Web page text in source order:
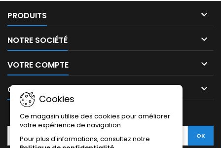
PRODUITS 
NOTRE SOCIÉTÉ 
VOTRE COMPTE 
CONTACT 
Cookies
Ce magasin utilise des cookies pour améliorer
votre expérience de navigation.
Pour plus d'informations, consultez notre
LETTRE D'INFORMATIONS